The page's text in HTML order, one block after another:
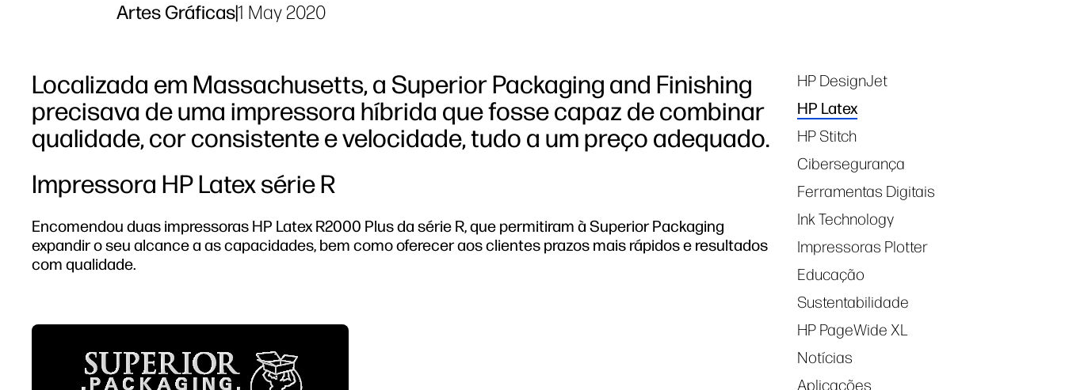
Artes Gráficas|1 May 2020
Localizada em Massachusetts, a Superior Packaging and Finishing
precisava de uma impressora híbrida que fosse capaz de combinar
qualidade, cor consistente e velocidade, tudo a um preço adequado.
Impressora HP Latex série R
Encomendou duas impressoras HP Latex R2000 Plus da série R, que permitiram à Superior Packaging
expandir o seu alcance a as capacidades, bem como oferecer aos clientes prazos mais rápidos e resultados
com qualidade.
Tags
HP DesignJet
HP Latex
HP Stitch
Cibersegurança
Ferramentas Digitais
Ink Technology
Impressoras Plotter
Educação
Sustentabilidade
HP PageWide XL
Notícias
Aplicações